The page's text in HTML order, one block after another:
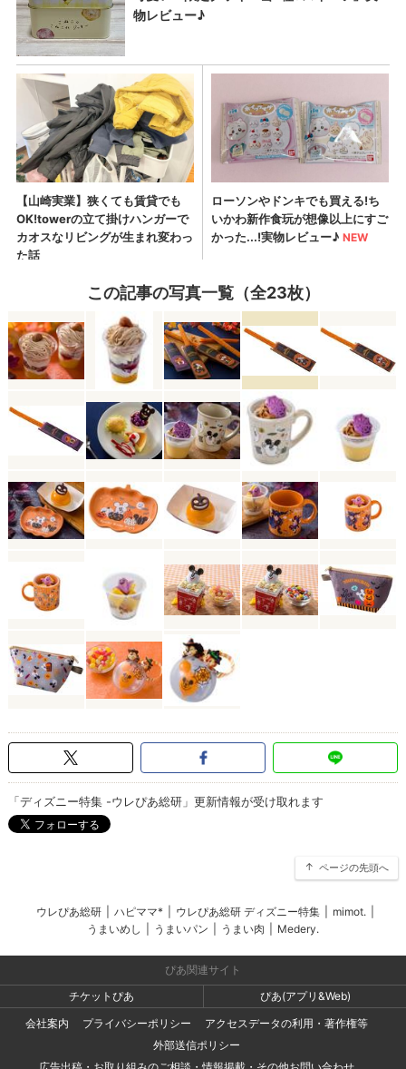
この記事の写真一覧（全23枚）
「ディズニー特集 -ウレぴあ総研」更新情報が受け取れます
ページの先頭へ
ウレぴあ総研 ハピママ* ウレぴあ総研 ディズニー特集 mimot.
うまいめし
うまいパン うまい肉 Medery.
ぴあ関連サイト
チケットぴあ
ぴあ(アプリ&Web)
会社案内
プライバシーポリシー
アクセスデータの利用・著作権等
外部送信ポリシー